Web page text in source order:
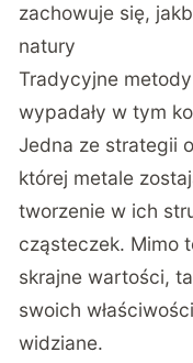
zachowuje się,
natury
Tradycyjne
wypadały w tym
Jedna ze strategii
której metale
tworzenie w ich
cząsteczek. Mimo
skrajne wartości,
swoich
widziane.